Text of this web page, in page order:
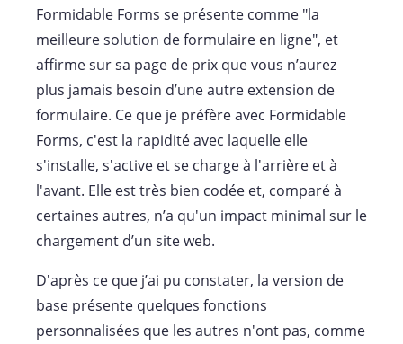
Formidable Forms se présente comme "la
meilleure solution de formulaire en ligne", et
affirme sur sa page de prix que vous n’aurez
plus jamais besoin d’une autre extension de
formulaire. Ce que je préfère avec Formidable
Forms, c'est la rapidité avec laquelle elle
s'installe, s'active et se charge à l'arrière et à
l'avant. Elle est très bien codée et, comparé à
certaines autres, n’a qu'un impact minimal sur le
chargement d’un site web.
D'après ce que j’ai pu constater, la version de
base présente quelques fonctions
personnalisées que les autres n'ont pas, comme